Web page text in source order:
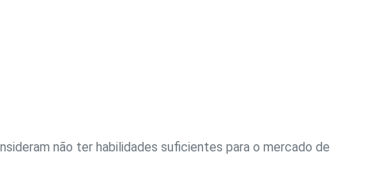
não ter habilidades suficientes para o mercado de